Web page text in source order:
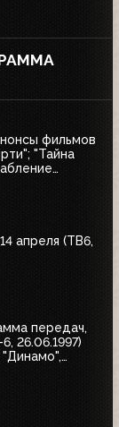
фильмов
"Тайна
апреля (ТВ6,
передач,
26.06.1997)